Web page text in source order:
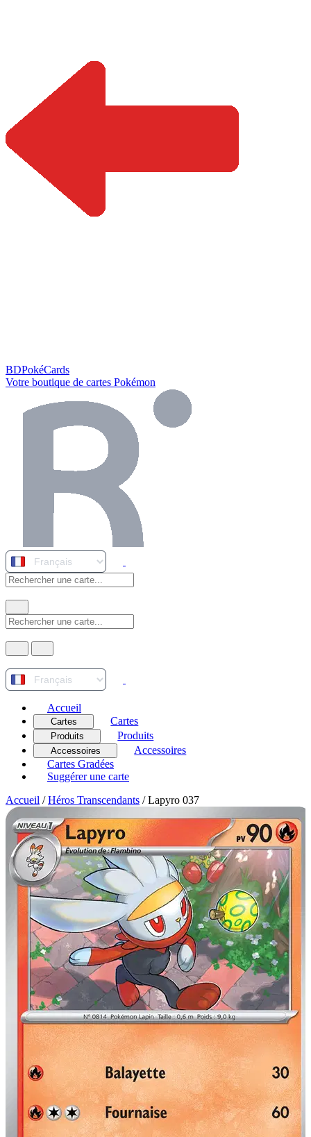
BDPokéCards
Votre boutique de cartes Pokémon
Accueil
Cartes Cartes
Produits Produits
Accessoires
Accessoires
Cartes Gradées
Suggérer une carte
Accueil / Héros Transcendants / Lapyro 037